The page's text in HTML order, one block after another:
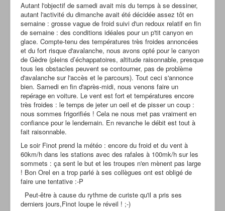
Autant l'objectif de samedi avait mis du temps à se dessiner,
autant l'activité du dimanche avait été décidée assez tôt en
semaine : grosse vague de froid suivi d'un redoux relatif en fin
de semaine : des conditions idéales pour un p'tit canyon en
glace. Compte-tenu des températures très froides annoncées
et du fort risque d'avalanche, nous avons opté pour le canyon
de Gèdre (pleins d’échappatoires, altitude raisonnable, presque
tous les obstacles peuvent se contourner, pas de problème
d'avalanche sur l'accès et le parcours). Tout ceci s'annonce
bien. Samedi en fin d'après-midi, nous venons faire un
repérage en voiture. Le vent est fort et températures encore
très froides : le temps de jeter un oeil et de pisser un coup :
nous sommes frigorifiés ! Cela ne nous met pas vraiment en
confiance pour le lendemain. En revanche le débit est tout à
fait raisonnable.
Le soir Finot prend la météo : encore du froid et du vent à
60km/h dans les stations avec des rafales à 100mk/h sur les
sommets : ça sent le but et les troupes n'en mènent pas large
! Bon Orel en a trop parlé à ses collègues ont est obligé de
faire une tentative :-P
Peut-être à cause du rythme de curiste qu'il a pris ses
derniers jours,Finot loupe le réveil ! ;-)